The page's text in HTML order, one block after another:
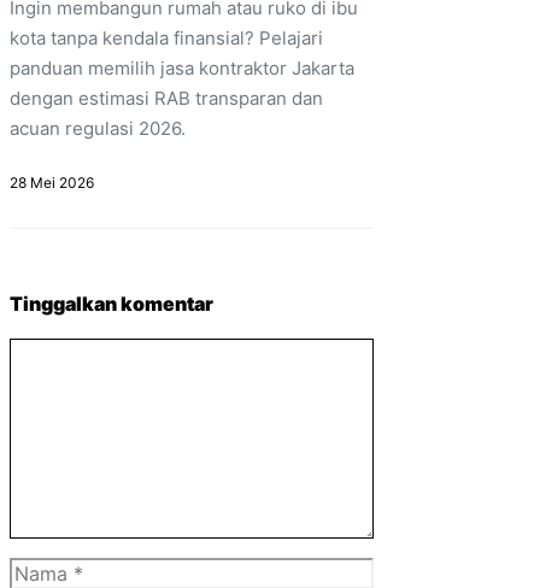
Ingin membangun rumah atau ruko di ibu
kota tanpa kendala finansial? Pelajari
panduan memilih jasa kontraktor Jakarta
dengan estimasi RAB transparan dan
acuan regulasi 2026.
28 Mei 2026
Tinggalkan komentar
Nama